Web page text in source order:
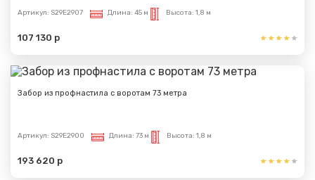
Артикул: S29E2907 Длина: 45 м Высота: 1,8 м
107 130 р
Забор из профнастила с воротам 73 метра
Артикул: S29E2900 Длина: 73 м Высота: 1,8 м
193 620 р